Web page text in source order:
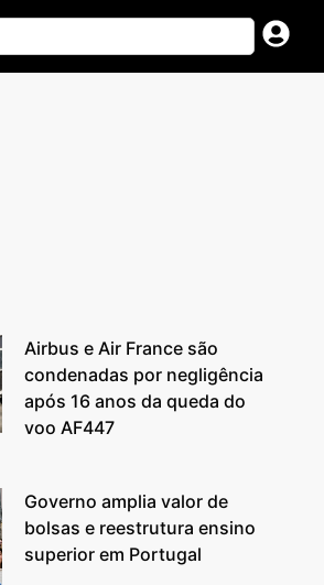
Airbus e Air France são
condenadas por negligência
após 16 anos da queda do
voo AF447
Governo amplia valor de
bolsas e reestrutura ensino
superior em Portugal